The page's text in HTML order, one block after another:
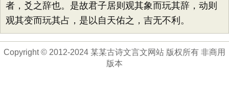
者，爻之辞也。是故君子居则观其象而玩其辞，动则
观其变而玩其占，是以自天佑之，吉无不利。
Copyright © 2012-2024 某某古诗文言文网站 版权所有 非商用
版本